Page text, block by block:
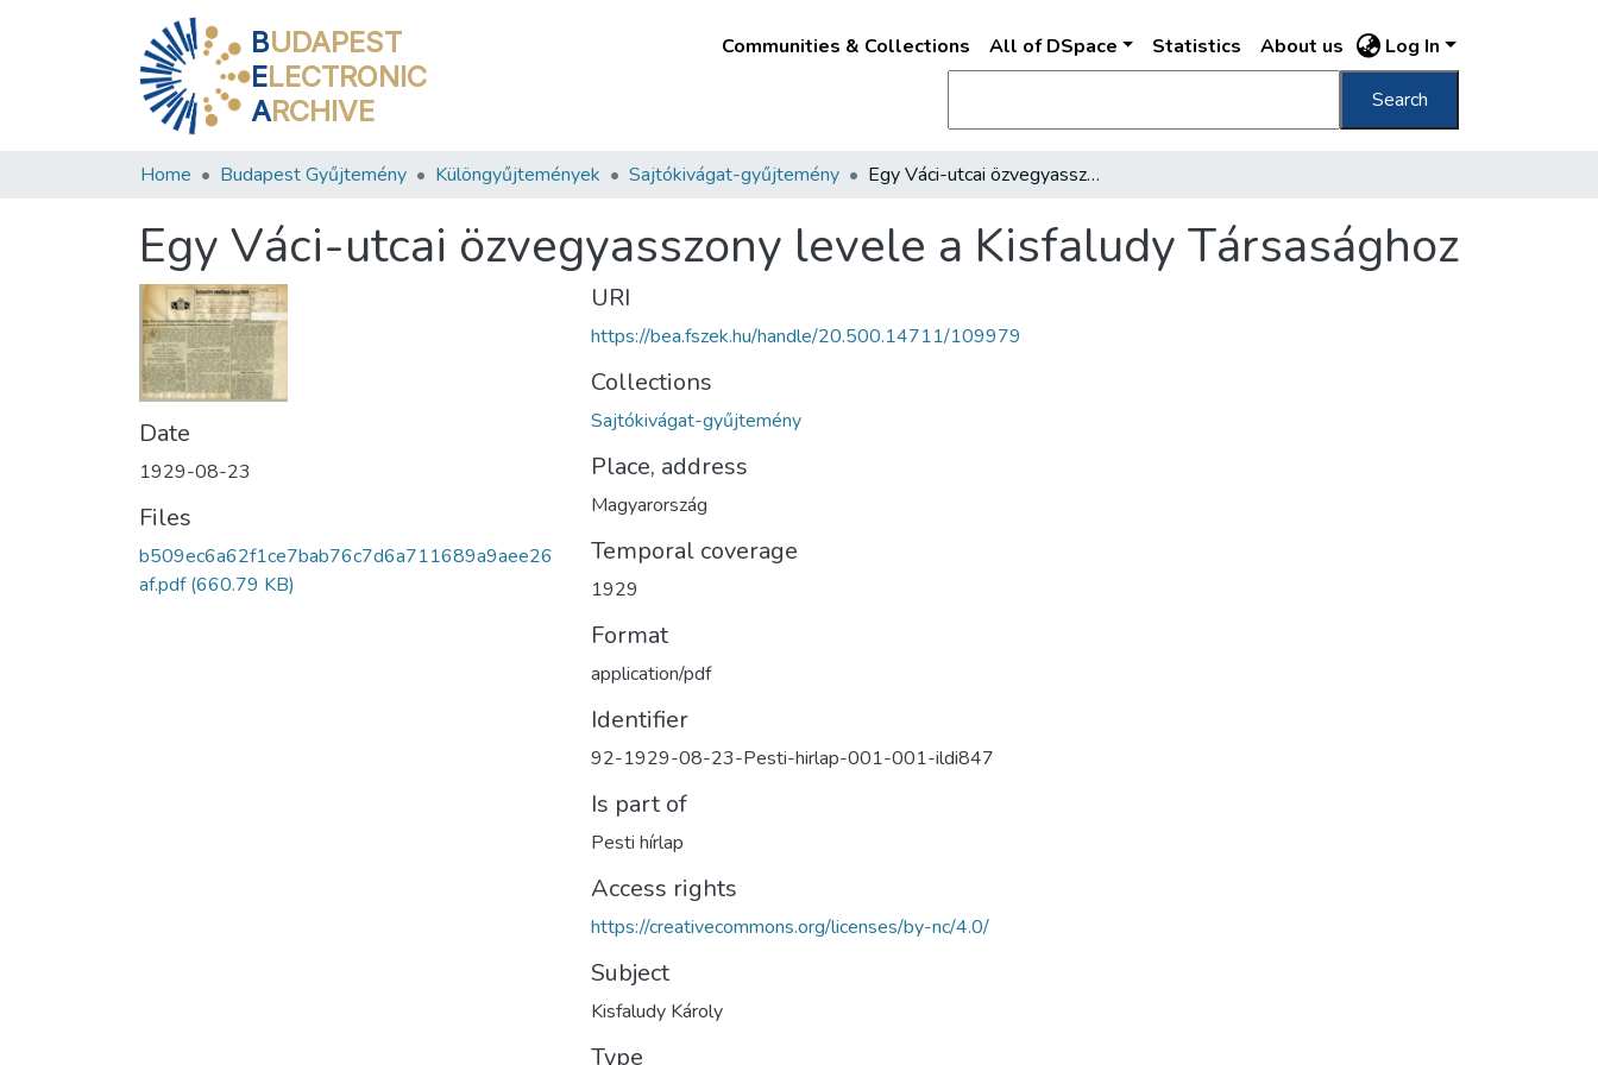
BUDAPEST
ELECTRONIC
ARCHIVE
Communities & Collections All of DSpace Statistics About us Log In
Search
Home Budapest Gyűjtemény Különgyűjtemények Sajtókivágat-gyűjtemény Egy Váci-utcai özvegyasszony levele a Kisfaludy Társasághoz
Egy Váci-utcai özvegyasszony levele a Kisfaludy Társasághoz
Date
1929-08-23
Files
b509ec6a62f1ce7bab76c7d6a711689a9aee26
af.pdf(660.79 KB)
URI
https://bea.fszek.hu/handle/20.500.14711/109979
Collections
Sajtókivágat-gyűjtemény
Place, address
Magyarország
Temporal coverage
1929
Format
application/pdf
Identifier
92-1929-08-23-Pesti-hirlap-001-001-ildi847
Is part of
Pesti hírlap
Access rights
https://creativecommons.org/licenses/by-nc/4.0/
Subject
Kisfaludy Károly
Type